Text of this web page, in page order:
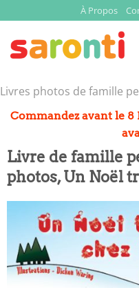
to
content
À Propos
Livres photos de famille
Commandez avant le
Livre de famille
photos, Un Noël